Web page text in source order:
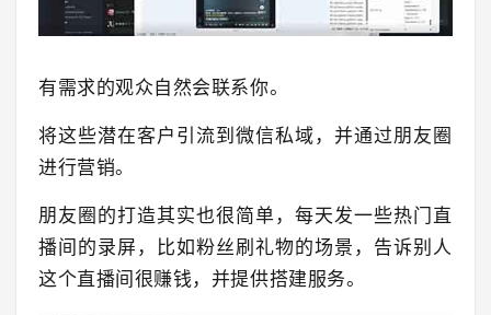
有需求的观众自然会联系你。
将这些潜在客户引流到微信私域，并通过朋友圈
进行营销。
朋友圈的打造其实也很简单，每天发一些热门直
播间的录屏，比如粉丝刷礼物的场景，告诉别人
这个直播间很赚钱，并提供搭建服务。